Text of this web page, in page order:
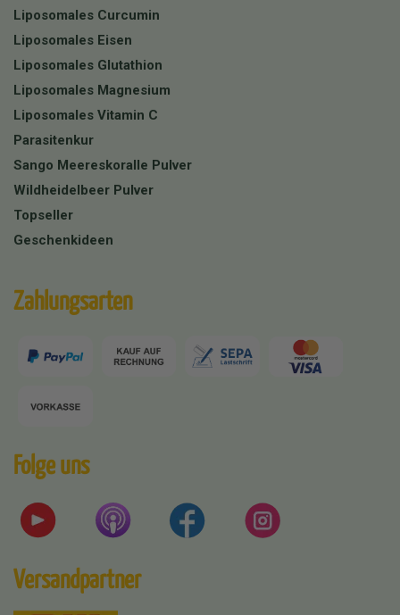
Liposomales Curcumin
Liposomales Eisen
Liposomales Glutathion
Liposomales Magnesium
Liposomales Vitamin C
Parasitenkur
Sango Meereskoralle Pulver
Wildheidelbeer Pulver
Topseller
Geschenkideen
Zahlungsarten
Folge uns
Versandpartner